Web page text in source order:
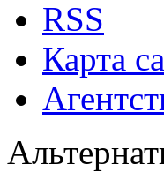
RSS
Карта